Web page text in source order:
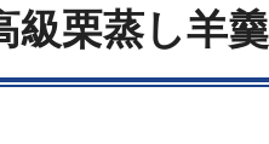
級栗蒸し羊